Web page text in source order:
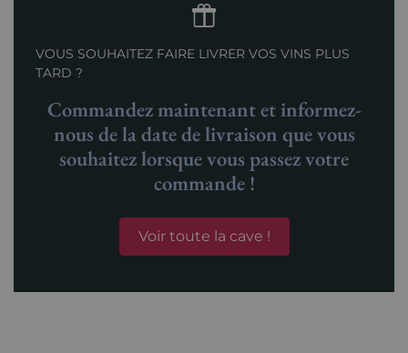
VOUS SOUHAITEZ FAIRE LIVRER VOS VINS PLUS
TARD ?
Commandez maintenant et informez-
nous de la date de livraison que vous
souhaitez lorsque vous passez votre
commande !
Voir toute la cave !